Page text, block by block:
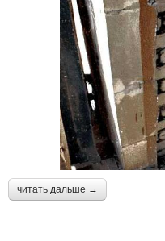
читать дальше →